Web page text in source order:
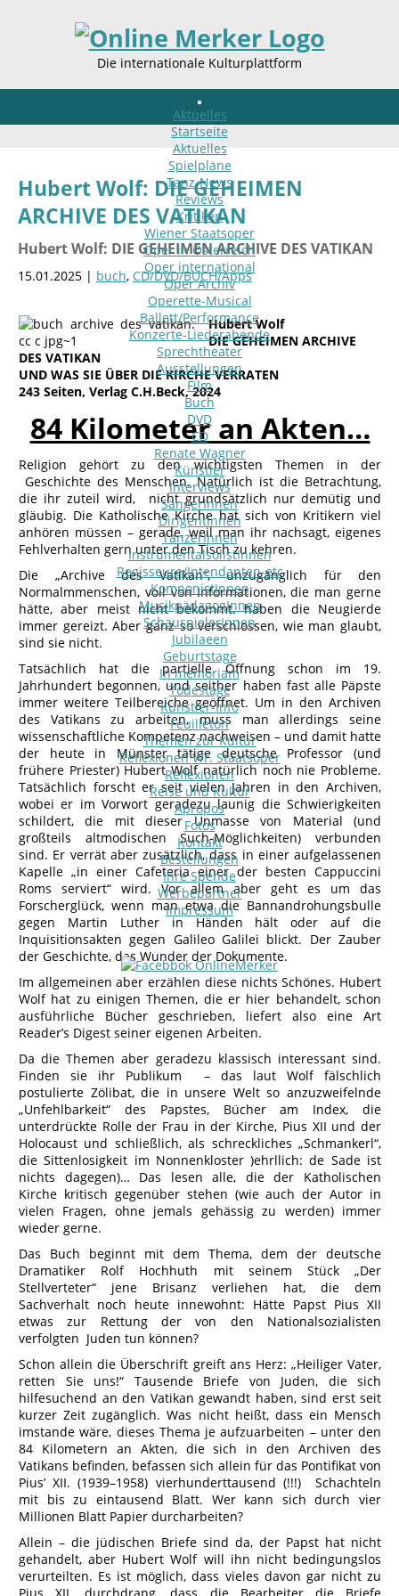
Die internationale Kulturplattform
Aktuelles
Startseite
Aktuelles
Spielpläne
Tanz-News
Reviews
Kritiken
Wiener Staatsoper
Oper in Österreich
Oper international
Oper Archiv
Operette-Musical
Ballett/Performance
Konzerte-Liederabende
Sprechtheater
Ausstellungen
Film
Buch
DVD
CD
Renate Wagner
Künstler
Interviews
SängerInnen
DirigentInnen
TänzerInnen
InstrumentalsolistInnen
Regisseure/Intendanten-etc
KomponistInnen
MusikpädagogInnen
SchauspielerInnen
Jubilaeen
Geburtstage
In memoriam
Todestage
Künstler-Info
Feuilleton
Themen zur Kultur
Reflexionen Wr. Staatsoper
Reflexionen
Reise und Kultur
Apropos
Fotos
Kontakt
Bestellungen
Ihre Spende
Werbepartner
Impressum
Hubert Wolf: DIE GEHEIMEN
ARCHIVE DES VATIKAN
Hubert Wolf: DIE GEHEIMEN ARCHIVE DES VATIKAN
15.01.2025 | buch, CD/DVD/BUCH/Apps
Hubert Wolf
DIE GEHEIMEN ARCHIVE
DES VATIKAN
UND WAS SIE ÜBER DIE KIRCHE VERRATEN
243 Seiten, Verlag C.H.Beck, 2024
84 Kilometer an Akten…
Religion gehört zu den wichtigsten Themen in der
Geschichte des Menschen. Natürlich ist die Betrachtung,
die ihr zuteil wird, nicht grundsätzlich nur demütig und
gläubig. Die Katholische Kirche hat sich von Kritikern viel
anhören müssen – gerade, weil man ihr nachsagt, eigenes
Fehlverhalten gern unter den Tisch zu kehren.
Die „Archive des Vatikan“, unzugänglich für den
Normalmmenschen, voll von Informationen, die man gerne
hätte, aber meist nicht bekommt. haben die Neugierde
immer gereizt. Aber ganz so verschlossen, wie man glaubt,
sind sie nicht.
Tatsächlich hat die partielle Öffnung schon im 19.
Jahrhundert begonnen, und seither haben fast alle Päpste
immer weitere Teilbereiche geöffnet. Um in den Archiven
des Vatikans zu arbeiten, muss man allerdings seine
wissenschaftliche Kompetenz nachweisen – und damit hatte
der heute in Münster tätige deutsche Professor (und
frühere Priester) Hubert Wolf natürlich noch nie Probleme.
Tatsächlich forscht er seit vielen Jahren in den Archiven,
wobei er im Vorwort geradezu launig die Schwierigkeiten
schildert, die mit dieser Unmasse von Material (und
großteils altmodischen Such-Möglichkeiten) verbunden
sind. Er verrät aber zusätzlich, dass in einer aufgelassenen
Kapelle „in einer Cafeteria einer der besten Cappuccini
Roms serviert“ wird. Vor allem aber geht es um das
Forscherglück, wenn man etwa die Bannandrohungsbulle
gegen Martin Luther in Händen hält oder auf die
Inquisitionsakten gegen Galileo Galilei blickt. Der Zauber
der Geschichte, das Wunder der Dokumente.
Im allgemeinen aber erzählen diese nichts Schönes. Hubert
Wolf hat zu einigen Themen, die er hier behandelt, schon
ausführliche Bücher geschrieben, liefert also eine Art
Reader’s Digest seiner eigenen Arbeiten.
Da die Themen aber geradezu klassisch interessant sind.
Finden sie ihr Publikum – das laut Wolf fälschlich
postulierte Zölibat, die in unsere Welt so anzuzweifelnde
„Unfehlbarkeit“ des Papstes, Bücher am Index, die
unterdrückte Rolle der Frau in der Kirche, Pius XII und der
Holocaust und schließlich, als schreckliches „Schmankerl“,
die Sittenlosigkeit im Nonnenkloster )ehrllich: de Sade ist
nichts dagegen)… Das lesen alle, die der Katholischen
Kirche kritisch gegenüber stehen (wie auch der Autor in
vielen Fragen, ohne jemals gehässig zu werden) immer
wieder gerne.
Das Buch beginnt mit dem Thema, dem der deutsche
Dramatiker Rolf Hochhuth mit seinem Stück „Der
Stellverteter“ jene Brisanz verliehen hat, die dem
Sachverhalt noch heute innewohnt: Hätte Papst Pius XII
etwas zur Rettung der von den Nationalsozialisten
verfolgten Juden tun können?
Schon allein die Überschrift greift ans Herz: „Heiliger Vater,
retten Sie uns!“ Tausende Briefe von Juden, die sich
hilfesuchend an den Vatikan gewandt haben, sind erst seit
kurzer Zeit zugänglich. Was nicht heißt, dass ein Mensch
imstande wäre, dieses Thema je aufzuarbeiten – unter den
84 Kilometern an Akten, die sich in den Archiven des
Vatikans befinden, befassen sich allein für das Pontifikat von
Pius’ XII. (1939–1958) vierhunderttausend (!!!) Schachteln
mit bis zu eintausend Blatt. Wer kann sich durch vier
Millionen Blatt Papier durcharbeiten?
Allein – die jüdischen Briefe sind da, der Papst hat nicht
gehandelt, aber Hubert Wolf will ihn nicht bedingungslos
verurteilten. Es ist möglich, dass vieles davon gar nicht zu